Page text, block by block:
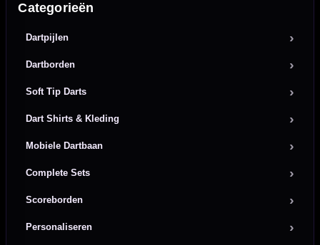
Categorieën
Dartpijlen
Dartborden
Soft Tip Darts
Dart Shirts & Kleding
Mobiele Dartbaan
Complete Sets
Scoreborden
Personaliseren